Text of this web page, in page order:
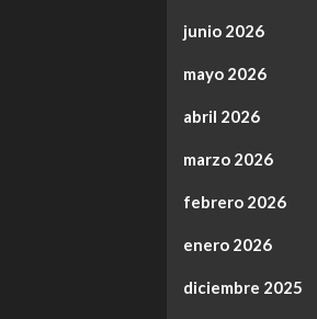
junio 2026
mayo 2026
abril 2026
marzo 2026
febrero 2026
enero 2026
diciembre 2025